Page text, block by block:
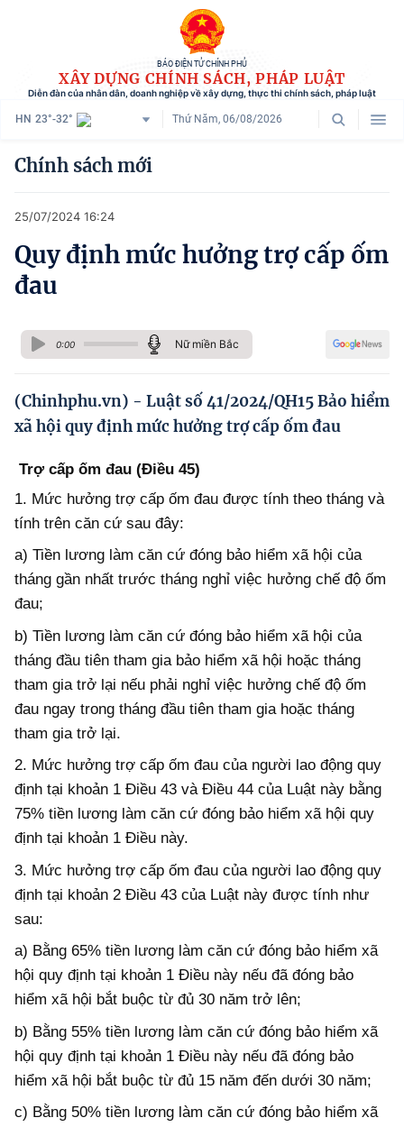
BÁO ĐIỆN TỬ CHÍNH PHỦ
XÂY DỰNG CHÍNH SÁCH, PHÁP LUẬT
Diễn đàn của nhân dân, doanh nghiệp về xây dựng, thực thi chính sách, pháp luật
HN 23°-32° Thứ Năm, 06/08/2026
Danh mục
Tham vấn chính sách
Doanh nghiệp hiến kế
Hướng dẫn thực hiện chính sách
Kinh tế tư nhân
Doanh nghiệp dân tộc
Khác
Video
Photo
Chính sách mới
25/07/2024 16:24
Quy định mức hưởng trợ cấp ốm
đau
0:00 Nữ miền Bắc
(Chinhphu.vn) - Luật số 41/2024/QH15 Bảo hiểm
xã hội quy định mức hưởng trợ cấp ốm đau
Trợ cấp ốm đau (Điều 45)
1. Mức hưởng trợ cấp ốm đau được tính theo tháng và
tính trên căn cứ sau đây:
a) Tiền lương làm căn cứ đóng bảo hiểm xã hội của
tháng gần nhất trước tháng nghỉ việc hưởng chế độ ốm
đau;
b) Tiền lương làm căn cứ đóng bảo hiểm xã hội của
tháng đầu tiên tham gia bảo hiểm xã hội hoặc tháng
tham gia trở lại nếu phải nghỉ việc hưởng chế độ ốm
đau ngay trong tháng đầu tiên tham gia hoặc tháng
tham gia trở lại.
2. Mức hưởng trợ cấp ốm đau của người lao động quy
định tại khoản 1 Điều 43 và Điều 44 của Luật này bằng
75% tiền lương làm căn cứ đóng bảo hiểm xã hội quy
định tại khoản 1 Điều này.
3. Mức hưởng trợ cấp ốm đau của người lao động quy
định tại khoản 2 Điều 43 của Luật này được tính như
sau:
a) Bằng 65% tiền lương làm căn cứ đóng bảo hiểm xã
hội quy định tại khoản 1 Điều này nếu đã đóng bảo
hiểm xã hội bắt buộc từ đủ 30 năm trở lên;
b) Bằng 55% tiền lương làm căn cứ đóng bảo hiểm xã
hội quy định tại khoản 1 Điều này nếu đã đóng bảo
hiểm xã hội bắt buộc từ đủ 15 năm đến dưới 30 năm;
c) Bằng 50% tiền lương làm căn cứ đóng bảo hiểm xã